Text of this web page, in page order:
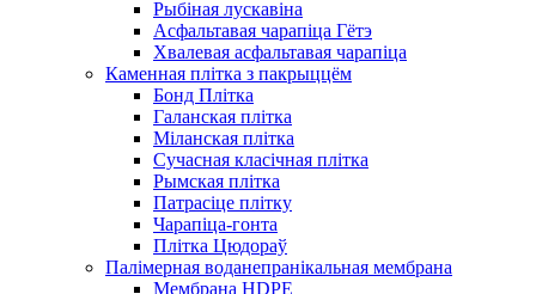
Рыбіная лускавіна
Асфальтавая чарапіца Гётэ
Хвалевая асфальтавая чарапіца
Каменная плітка з пакрыццём
Бонд Плітка
Галанская плітка
Міланская плітка
Сучасная класічная плітка
Рымская плітка
Патрасіце плітку
Чарапіца-гонта
Плітка Цюдораў
Палімерная воданепранікальная мембрана
Мембрана HDPE